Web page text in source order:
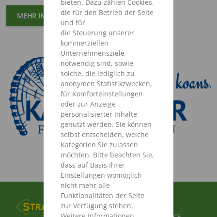
bieten. Dazu zählen Cookies,
die für den Betrieb der Seite
und für
die Steuerung unserer
kommerziellen
Unternehmensziele
notwendig sind, sowie
solche, die lediglich zu
anonymen Statistikzwecken,
für Komforteinstellungen
oder zur Anzeige
personalisierter Inhalte
genutzt werden. Sie können
selbst entscheiden, welche
Kategorien Sie zulassen
möchten. Bitte beachten Sie,
dass auf Basis Ihrer
Einstellungen womöglich
nicht mehr alle
Funktionalitäten der Seite
zur Verfügung stehen.
MEHR INFORMATIONEN
FUSSBEREICHSMENÜ
PRODUKTE